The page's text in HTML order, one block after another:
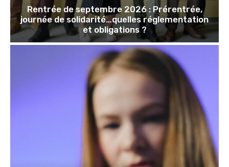
Rentrée de septembre 2026 : Prérentrée,
journée de solidarité…quelles réglementation
et obligations ?